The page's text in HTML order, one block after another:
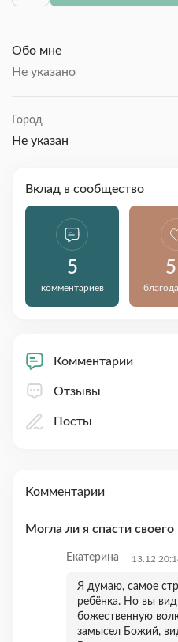
Обо мне
Не указано
Город
Не указан
Вклад в сообщество
5
комментариев
Комментарии
Отзывы
Посты
Комментарии
Могла ли я спасти своего
Екатерина 13.12
Я думаю, самое
ребëнка. Но вы
божественную
замысел Божий,